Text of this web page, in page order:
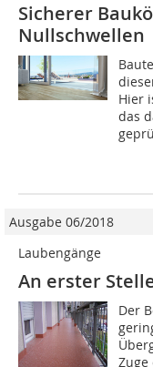
Sicherer
Nullschwellen
Hier
das
Ausgabe 06/2018
Laubengänge
An erster
Der
Zuge